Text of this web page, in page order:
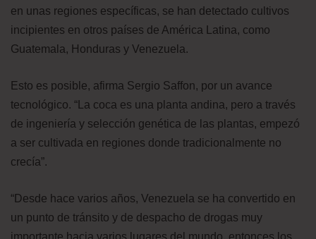
en unas regiones específicas, se han detectado cultivos
incipientes en otros países de América Latina, como
Guatemala, Honduras y Venezuela.
Esto es posible, afirma Sergio Saffon, por un avance
tecnológico. “La coca es una planta andina, pero a través
de ingeniería y selección genética de las plantas, empezó
a ser cultivada en regiones donde tradicionalmente no
crecía”.
“Desde hace varios años, Venezuela se ha convertido en
un punto de tránsito y de despacho de drogas muy
importante hacia varios lugares del mundo, entonces los